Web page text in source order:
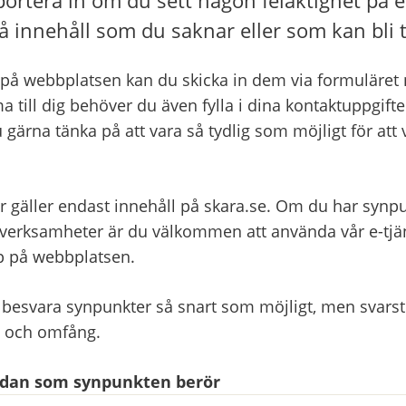
innehåll som du saknar eller som kan bli
webbplatsen kan du skicka in dem via
till dig behöver du även fylla i dina
tänka på att vara så tydlig som möjligt för att
gäller endast innehåll på skara.se. Om du har
är du välkommen att använda vår e-
på webbplatsen.
synpunkter så snart som möjligt, men
omfång.
som synpunkten berör